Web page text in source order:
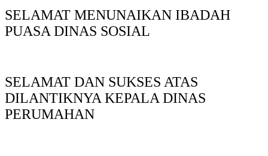
SELAMAT MENUNAIKAN IBADAH
PUASA DINAS SOSIAL
SELAMAT DAN SUKSES ATAS
DILANTIKNYA KEPALA DINAS
PERUMAHAN